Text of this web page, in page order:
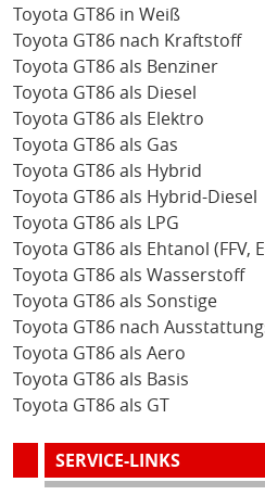
Toyota GT86 in Weiß
Toyota GT86 nach Kraftstoff
Toyota GT86 als Benziner
Toyota GT86 als Diesel
Toyota GT86 als Elektro
Toyota GT86 als Gas
Toyota GT86 als Hybrid
Toyota GT86 als Hybrid-Diesel
Toyota GT86 als LPG
Toyota GT86 als Ehtanol (FFV,
Toyota GT86 als Wasserstoff
Toyota GT86 als Sonstige
Toyota GT86 nach
Toyota GT86 als Aero
Toyota GT86 als Basis
Toyota GT86 als GT
SERVICE-LINKS